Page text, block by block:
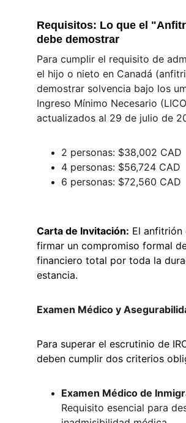
Requisitos: Lo que el
debe demostrar
Para cumplir el requisito de
el hijo o nieto en Canadá
demostrar solvencia bajo los
Ingreso Mínimo Necesario
actualizados al 29 de julio de
2 personas: $38,002 CAD
4 personas: $56,724 CAD
6 personas: $72,560 CAD
Carta de Invitación: El anfitrión
firmar un compromiso formal
financiero total por toda la
estancia.
Examen Médico y
Para superar el escrutinio de
deben cumplir dos criterios
Examen Médico de
Requisito esencial para